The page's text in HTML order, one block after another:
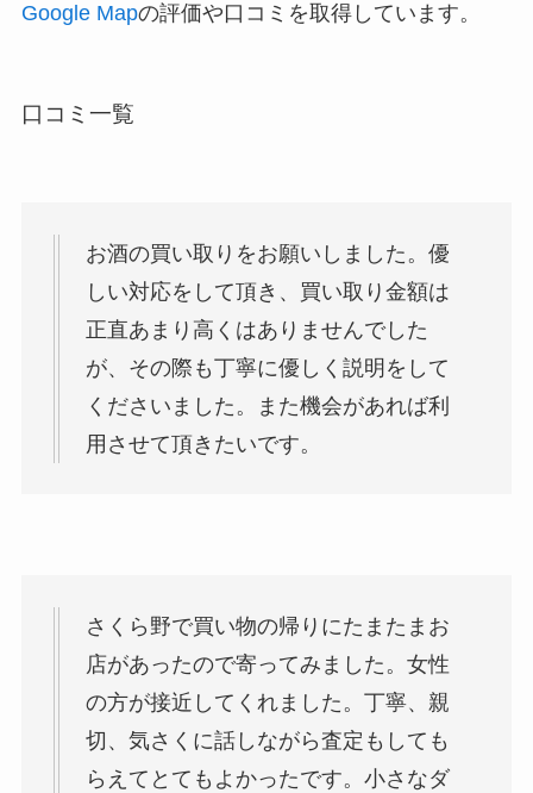
Google Mapの評価や口コミを取得しています。
口コミ一覧
お酒の買い取りをお願いしました。優
しい対応をして頂き、買い取り金額は
正直あまり高くはありませんでした
が、その際も丁寧に優しく説明をして
くださいました。また機会があれば利
用させて頂きたいです。
さくら野で買い物の帰りにたまたまお
店があったので寄ってみました。女性
の方が接近してくれました。丁寧、親
切、気さくに話しながら査定もしても
らえてとてもよかったです。小さなダ